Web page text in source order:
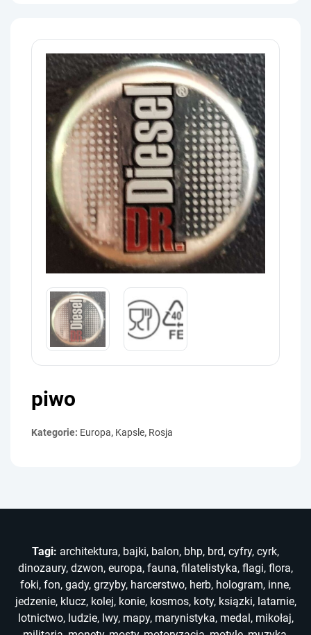
piwo
Kategorie: Europa, Kapsle, Rosja
Tagi: architektura, bajki, balon, bhp, brd, cyfry, cyrk,
dinozaury, dzwon, europa, fauna, filatelistyka, flagi, flora,
foki, fon, gady, grzyby, harcerstwo, herb, hologram, inne,
jedzenie, klucz, kolej, konie, kosmos, koty, ksiązki, latarnie,
lotnictwo, ludzie, lwy, mapy, marynistyka, medal , mikołaj,